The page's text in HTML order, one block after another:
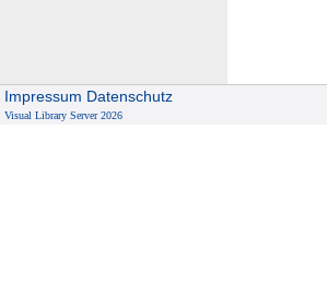
Impressum Datenschutz
Visual Library Server 2026